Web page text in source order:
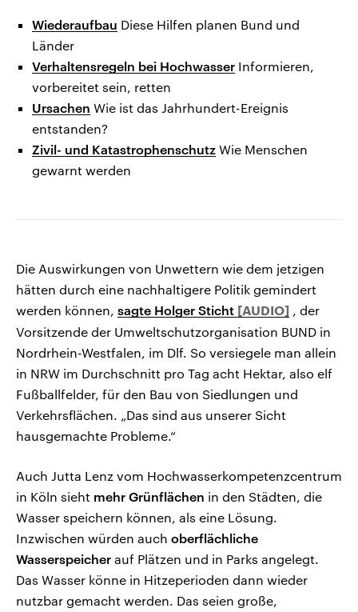
Wiederaufbau Diese Hilfen planen Bund und
Länder
Verhaltensregeln bei Hochwasser Informieren,
vorbereitet sein, retten
Ursachen Wie ist das Jahrhundert-Ereignis
entstanden?
Zivil- und Katastrophenschutz Wie Menschen
gewarnt werden
Die Auswirkungen von Unwettern wie dem jetzigen
hätten durch eine nachhaltigere Politik gemindert
werden können, sagte Holger Sticht
, der
Vorsitzende der Umweltschutzorganisation BUND in
Nordrhein-Westfalen, im Dlf. So versiegele man allein
in NRW im Durchschnitt pro Tag acht Hektar, also elf
Fußballfelder, für den Bau von Siedlungen und
Verkehrsflächen. „Das sind aus unserer Sicht
hausgemachte Probleme.“
Auch Jutta Lenz vom Hochwasserkompetenzcentrum
in Köln sieht mehr Grünflächen in den Städten, die
Wasser speichern können, als eine Lösung.
Inzwischen würden auch oberflächliche
Wasserspeicher auf Plätzen und in Parks angelegt.
Das Wasser könne in Hitzeperioden dann wieder
nutzbar gemacht werden. Das seien große,